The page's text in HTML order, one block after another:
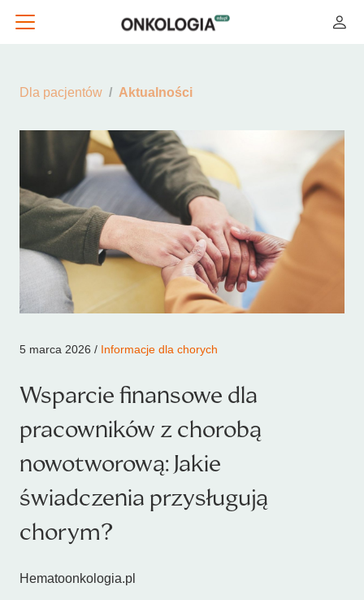
Dla pacjentów Aktualności
5 marca 2026 / Informacje dla chorych
Wsparcie finansowe dla
pracowników z chorobą
nowotworową: Jakie
świadczenia przysługują
chorym?
Hematoonkologia.pl